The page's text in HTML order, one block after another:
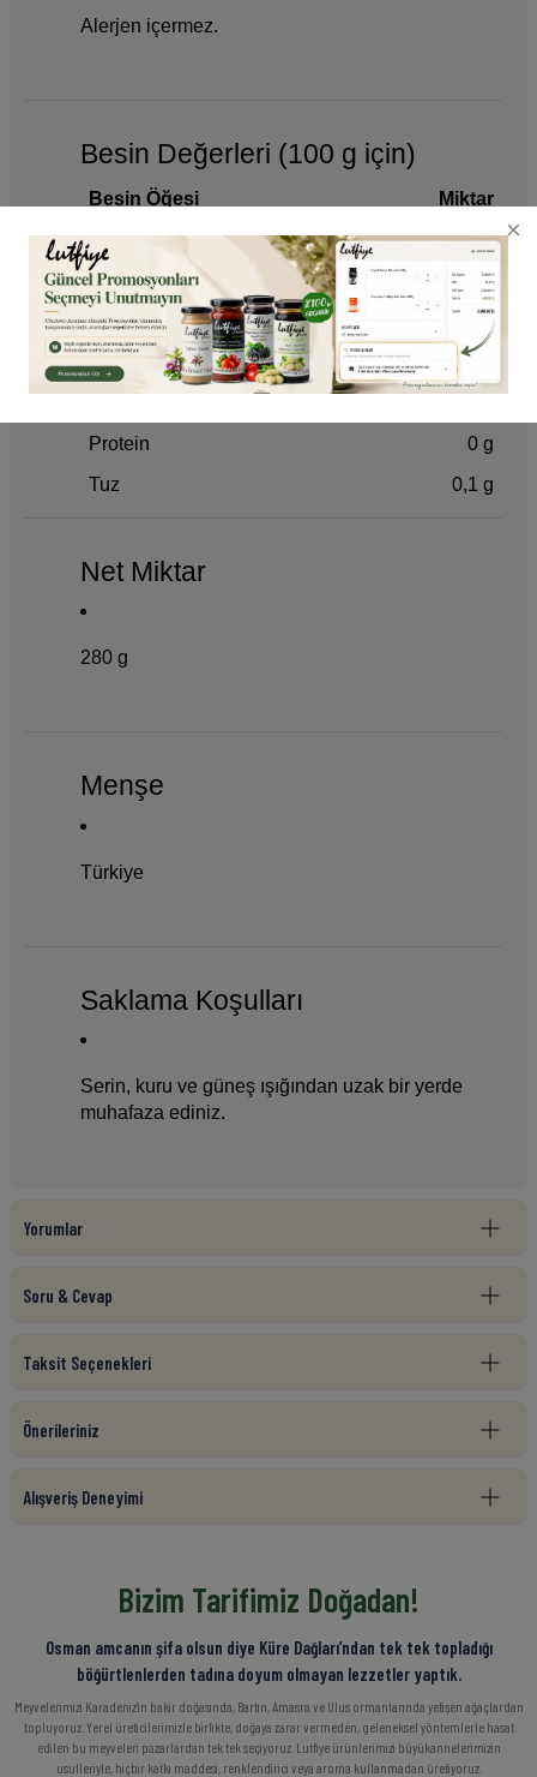
Alerjen içermez.
Besin Değerleri (100 g için)
Besin Öğesi
Miktar
Enerji
291,3 kcal
Yağ
0,1 g
Karbonhidrat
72,5 g
Şekerler
71,5 g
Protein
0 g
Tuz
0,1 g
Net Miktar
280 g
Menşe
Türkiye
Saklama Koşulları
Serin, kuru ve güneş ışığından uzak bir yerde
muhafaza ediniz.
Yorumlar
Soru & Cevap
Taksit Seçenekleri
Önerileriniz
Alışveriş Deneyimi
Bizim Tarifimiz Doğadan!
Osman amcanın şifa olsun diye Küre Dağları’ndan tek tek topladığı
böğürtlenlerden tadına doyum olmayan lezzetler yaptık.
Meyvelerimizi Karadeniz’in bakir doğasında, Bartın, Amasra ve Ulus ormanlarında yetişen ağaçlardan
topluyoruz. Yerel üreticilerimizle birlikte, doğaya zarar vermeden, geleneksel yöntemlerle hasat
edilen bu meyveleri pazarlardan tek tek seçiyoruz. Lutfiye ürünlerimizi büyükannelerimizin
usulleriyle, hiçbir katkı maddesi, renklendirici veya aroma kullanmadan üretiyoruz.